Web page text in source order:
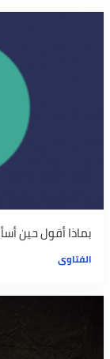
بماذا أقول حين
الفتاوى